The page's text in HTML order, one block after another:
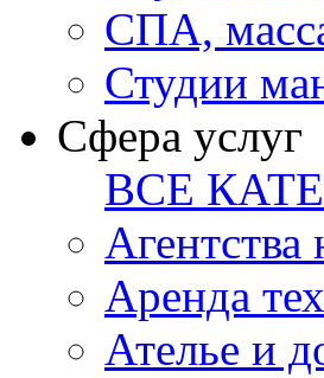
СПА,
Студии
Сфера услуг
ВСЕ
Аренда
Ателье и